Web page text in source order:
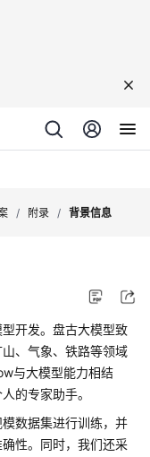
/ 附录 / 背景信息
开发。盘古大模型致
、气象、铁路等领域
与大模型能力相结
的专家助手。
数据集进行训练，并
性。同时，我们还采